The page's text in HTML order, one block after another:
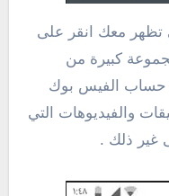
تظهر معك انقر على
كبيرة من
حساب الفيس بوك
والفيديوهات التي
غير ذلك .